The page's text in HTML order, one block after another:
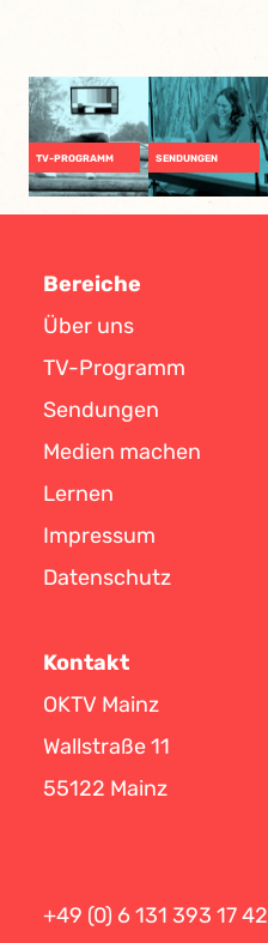
TV-PROGRAMM SENDUNGEN
Bereiche
Über uns
TV-Programm
Sendungen
Medien machen
Lernen
Impressum
Datenschutz
Kontakt
OKTV Mainz
Wallstraße 11
55122 Mainz
+49 (0) 6 131 393 17 42